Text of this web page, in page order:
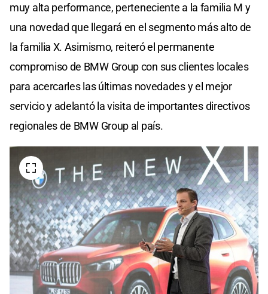
muy alta performance, perteneciente a la familia M y
una novedad que llegará en el segmento más alto de
la familia X. Asimismo, reiteró el permanente
compromiso de BMW Group con sus clientes locales
para acercarles las últimas novedades y el mejor
servicio y adelantó la visita de importantes directivos
regionales de BMW Group al país.